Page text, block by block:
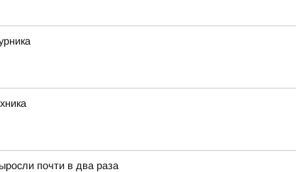
почти в два раза